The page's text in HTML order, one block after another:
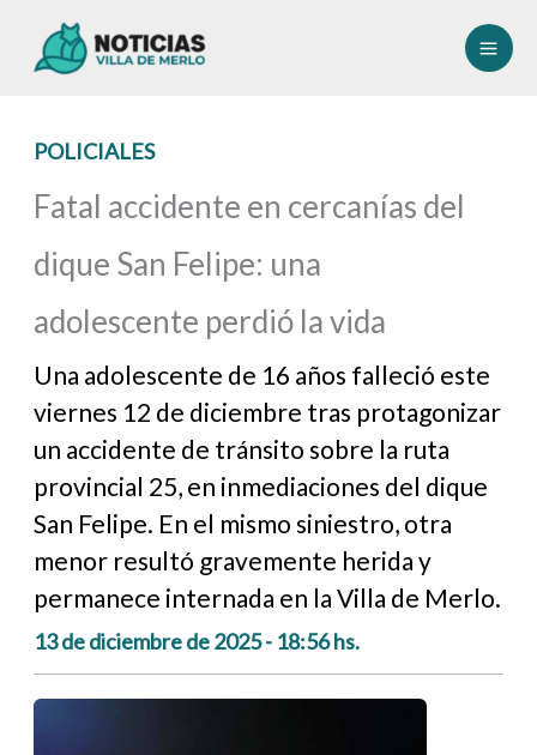
POLICIALES
Fatal accidente en cercanías del
dique San Felipe: una
adolescente perdió la vida
Una adolescente de 16 años falleció este
viernes 12 de diciembre tras protagonizar
un accidente de tránsito sobre la ruta
provincial 25, en inmediaciones del dique
San Felipe. En el mismo siniestro, otra
menor resultó gravemente herida y
permanece internada en la Villa de Merlo.
13 de diciembre de 2025 - 18:56 hs.